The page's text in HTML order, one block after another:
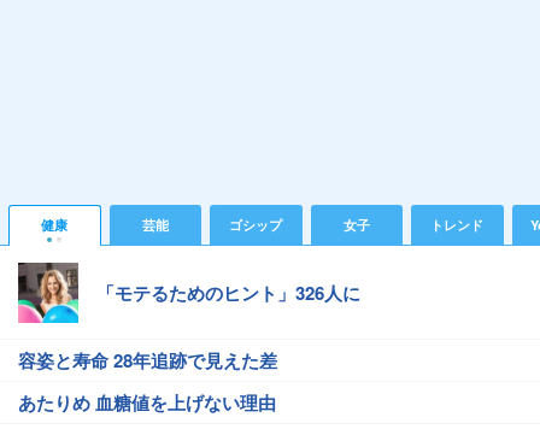
健康 芸能 ゴシップ 女子 トレンド
「モテるためのヒント」326人に
容姿と寿命 28年追跡で見えた差
あたりめ 血糖値を上げない理由